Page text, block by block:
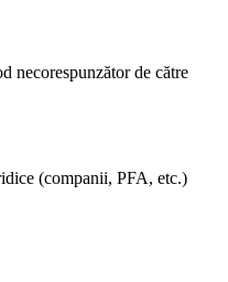
necorespunzător de către
(companii, PFA, etc.)